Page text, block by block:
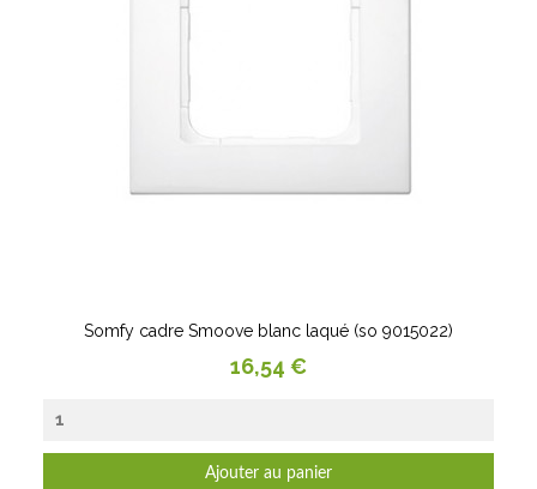
Somfy cadre Smoove blanc laqué (so 9015022)
Prix
16,54 €
Ajouter au panier